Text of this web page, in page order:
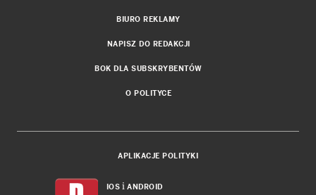
BIURO REKLAMY
NAPISZ DO REDAKCJI
BOK DLA SUBSKRYBENTÓW
O POLITYCE
APLIKACJE POLITYKI
IOS i ANDROID